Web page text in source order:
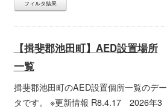
フィルタ結果
【揖斐郡池田町】AED設置場所
一覧
揖斐郡池田町のAED設置個所一覧のデー
タです。 ※更新情報 R8.4.17 2026年3